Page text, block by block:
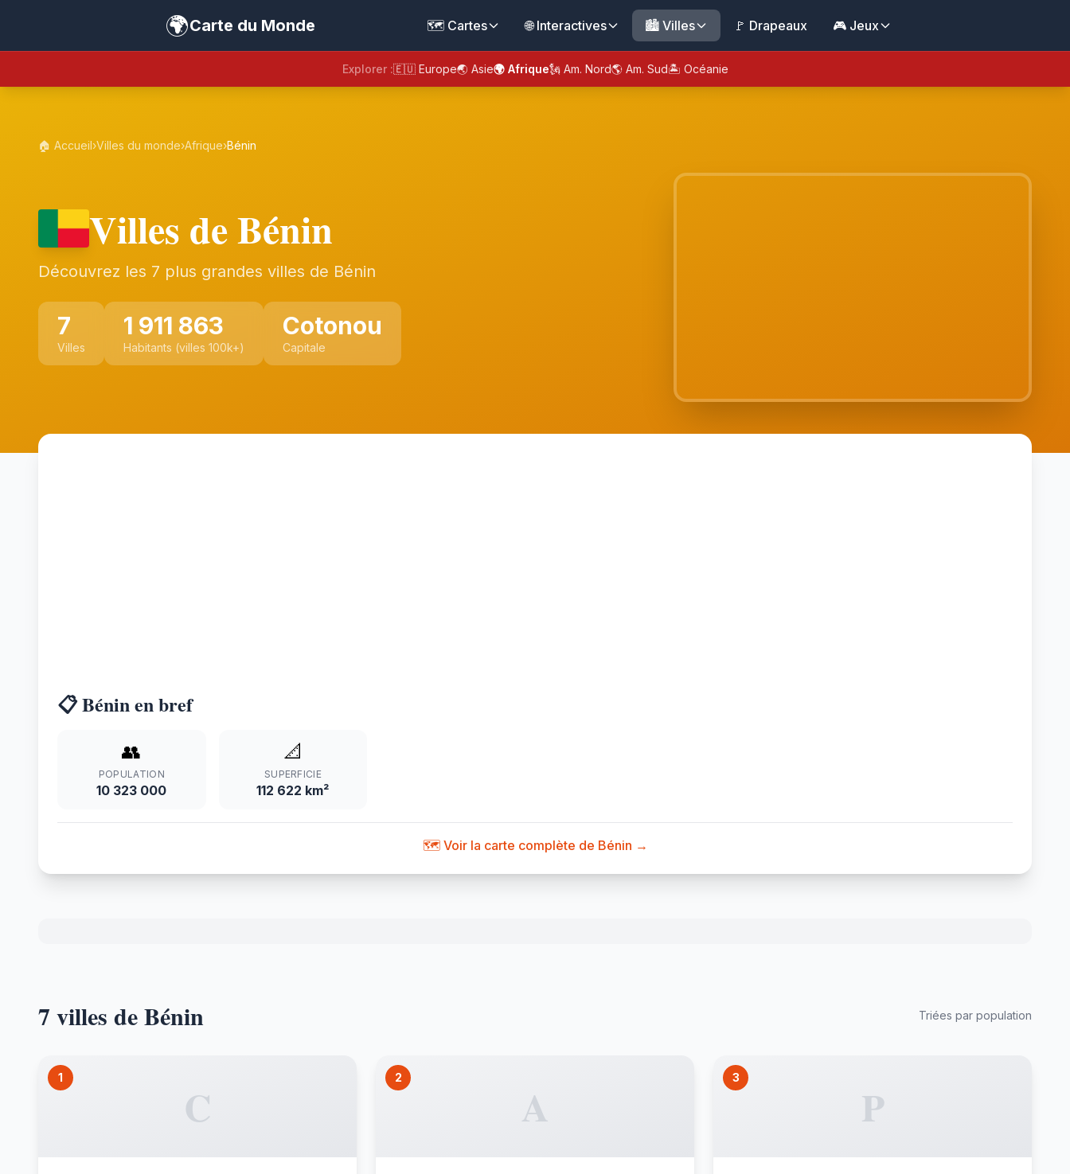
🌍Carte du Monde 🗺️ Cartes 🌐 Interactives 🏙️ Villes 🚩 Drapeaux 🎮 Jeux
Explorer :🇪🇺 Europe🌏 Asie🌍 Afrique🗽 Am. Nord🌎 Am. Sud🏝️ Océanie
🏠 Accueil›Villes du monde›Afrique›Bénin
Villes de Bénin
Découvrez les 7 plus grandes villes de Bénin
7
Villes
1 911 863
Habitants (villes 100k+)
Cotonou
Capitale
📋 Bénin en bref
👥
POPULATION
10 323 000
📐
SUPERFICIE
112 622 km²
🗺️ Voir la carte complète de Bénin →
7 villes de Bénin Triées par population
1
C
2
A
3
P